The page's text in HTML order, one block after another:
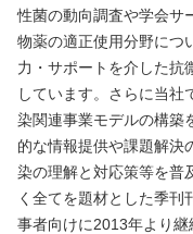
性菌の動向調査や学会サ
物薬の適正使用分野につ
力・サポートを介した抗
しています。さらに当社
染関連事業モデルの構築
的な情報提供や課題解決
染の理解と対応策等を普
く全てを題材とした季刊
事者向けに2013年より継